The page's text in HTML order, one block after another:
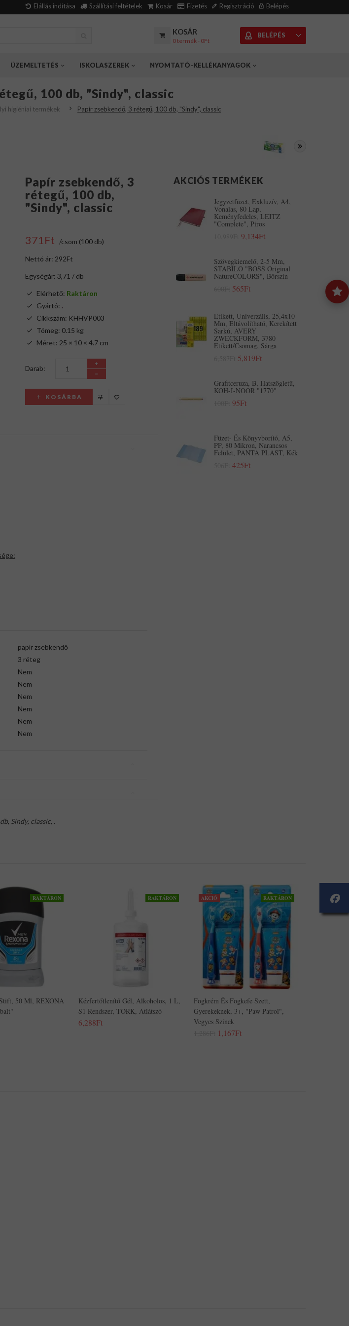
Elállás indítása Szállítási feltételek Kosár Fizetés Regisztráció Belépés
KOSÁR
0 termék - 0Ft
BELÉPÉS
ÜZEMELTETÉS ISKOLASZEREK NYOMTATÓ-KELLÉKANYAGOK
100 db, "Sindy", classic
higiéniai termékek Papír zsebkendő, 3 rétegű, 100 db, "Sindy", classic
Papír zsebkendő, 3
rétegű, 100 db,
"Sindy", classic
371Ft /csom (100 db)
Nettó ár: 292Ft
Egységár: 3,71 / db
Elérhető: Raktáron
Gyártó: .
Cikkszám: KHHVP003
Tömeg: 0.15 kg
Méret: 25 × 10 × 4.7 cm
Darab:
KOSÁRBA
papír zsebkendő
3 réteg
Nem
Nem
Nem
Nem
Nem
Nem
, Sindy, classic, .
AKCIÓS TERMÉKEK
Jegyzetfüzet, Exkluzív, A4,
Vonalas, 80 Lap,
Keményfedeles, LEITZ
"Complete", Piros
9,134Ft
Szövegkiemelő, 2-5 Mm,
STABILO "BOSS Original
NatureCOLORS", Bőrszín
565Ft
Etikett, Univerzális, 25,4x10
Mm, Eltávolítható, Kerekített
Sarkú, AVERY
ZWECKFORM, 3780
Etikett/csomag, Sárga
5,819Ft
Grafitceruza, B, Hatszögletű,
KOH-I-NOOR "1770"
95Ft
Füzet- És Könyvborító, A5,
PP, 80 Mikron, Narancsos
Felület, PANTA PLAST, Kék
425Ft
RAKTÁRON
50 Ml, REXONA
RAKTÁRON
Kézfertőtlenítő Gél, Alkoholos, 1 L,
S1 Rendszer, TORK, Átlátszó
6,288Ft
AKCIÓ RAKTÁRON
Fogkrém És Fogkefe Szett,
Gyerekeknek, 3+, "Paw Patrol",
Vegyes Színek
1,167Ft